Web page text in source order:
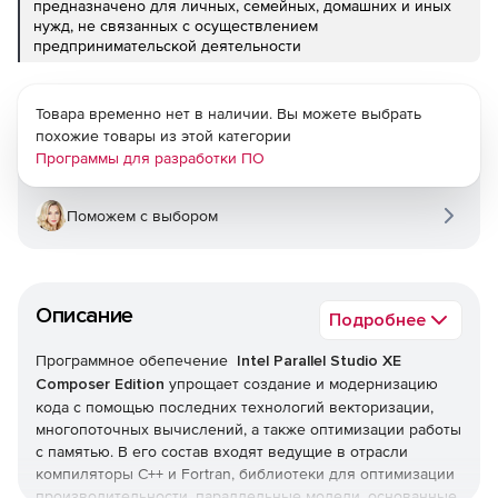
предназначено для личных, семейных, домашних и иных
нужд, не связанных с осуществлением
предпринимательской деятельности
Описание Подробнее
Программное обепечение Intel Parallel Studio XE
Composer Edition упрощает создание и модернизацию
кода с помощью последних технологий векторизации,
многопоточных вычислений, а также оптимизации работы
с памятью. В его состав входят ведущие в отрасли
компиляторы С++ и Fortran, библиотеки для оптимизации
Товара временно нет в наличии. Вы можете выбрать
похожие товары из этой категории
Программы для разработки ПО
Поможем с выбором